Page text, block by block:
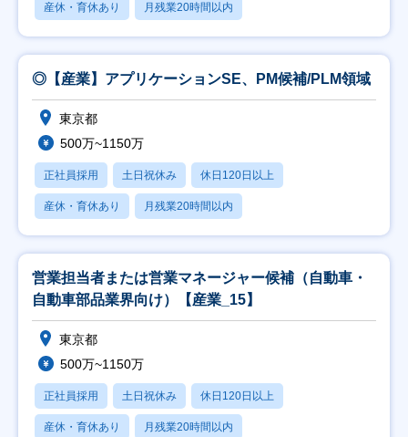
産休・育休あり 月残業20時間以内
◎【産業】アプリケーションSE、PM候補/PLM領域
東京都
500万~1150万
正社員採用 土日祝休み 休日120日以上
産休・育休あり 月残業20時間以内
営業担当者または営業マネージャー候補（自動車・
自動車部品業界向け）【産業_15】
東京都
500万~1150万
正社員採用 土日祝休み 休日120日以上
産休・育休あり 月残業20時間以内